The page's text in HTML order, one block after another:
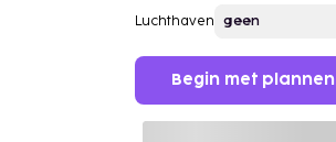
Luchthaven
Begin met plannen